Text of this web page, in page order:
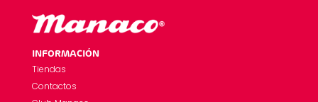
INFORMACIÓN
Tiendas
Contactos